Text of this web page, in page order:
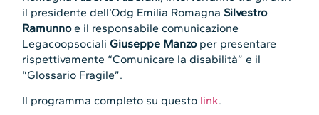
il presidente dell’Odg Emilia Romagna Silvestro
Ramunnoe il responsabile comunicazione
LegacoopsocialiGiuseppe Manzoper presentare
rispettivamente “Comunicare la disabilità” e il
“Glossario Fragile”.
Il programma completo su questo link.